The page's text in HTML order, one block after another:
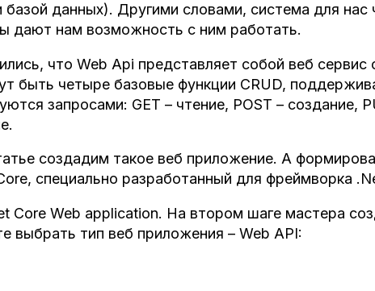
данных). Другими словами, система для нас
дают нам возможность с ним работать.
что Web Api представляет собой веб сервис
быть четыре базовые функции CRUD,
запросами: GET – чтение, POST – создание,
создадим такое веб приложение. А
специально разработанный для фреймворка
Core Web application. На втором шаге мастера
выбрать тип веб приложения – Web API: